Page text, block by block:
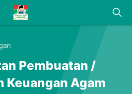
Pembuatan /
Keuangan Agam